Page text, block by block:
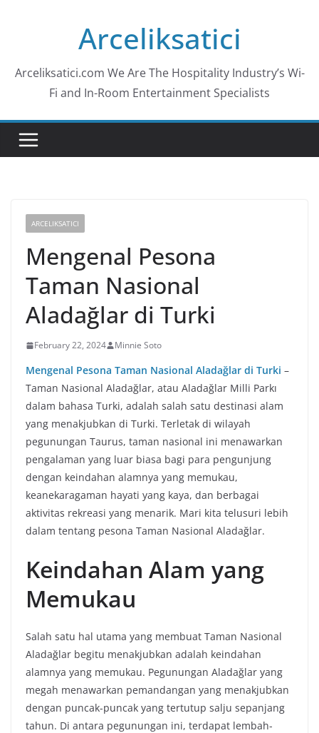
Arceliksatici
Arceliksatici.com We Are The Hospitality Industry’s Wi-
Fi and In-Room Entertainment Specialists
ARCELIKSATICI
Mengenal Pesona
Taman Nasional
Aladağlar di Turki
February 22, 2024 Minnie Soto
Mengenal Pesona Taman Nasional Aladağlar di Turki –
Taman Nasional Aladağlar, atau Aladağlar Milli Parkı
dalam bahasa Turki, adalah salah satu destinasi alam
yang menakjubkan di Turki. Terletak di wilayah
pegunungan Taurus, taman nasional ini menawarkan
pengalaman yang luar biasa bagi para pengunjung
dengan keindahan alamnya yang memukau,
keanekaragaman hayati yang kaya, dan berbagai
aktivitas rekreasi yang menarik. Mari kita telusuri lebih
dalam tentang pesona Taman Nasional Aladağlar.
Keindahan Alam yang
Memukau
Salah satu hal utama yang membuat Taman Nasional
Aladağlar begitu menakjubkan adalah keindahan
alamnya yang memukau. Pegunungan Aladağlar yang
megah menawarkan pemandangan yang menakjubkan
dengan puncak-puncak yang tertutup salju sepanjang
tahun. Di antara pegunungan ini, terdapat lembah-